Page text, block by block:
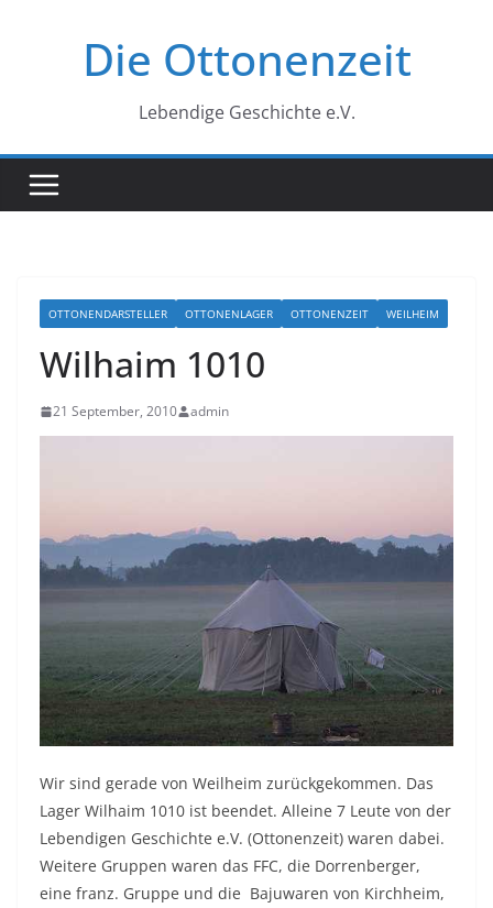
Die Ottonenzeit
Lebendige Geschichte e.V.
OTTONENDARSTELLER OTTONENLAGER OTTONENZEIT WEILHEIM
Wilhaim 1010
21 September, 2010 admin
Wir sind gerade von Weilheim zurückgekommen. Das
Lager Wilhaim 1010 ist beendet. Alleine 7 Leute von der
Lebendigen Geschichte e.V. (Ottonenzeit) waren dabei.
Weitere Gruppen waren das FFC, die Dorrenberger,
eine franz. Gruppe und die Bajuwaren von Kirchheim,